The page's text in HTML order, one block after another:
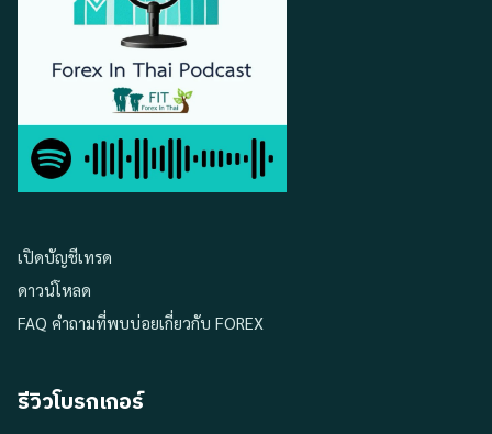
เปิดบัญชีเทรด
ดาวน์โหลด
FAQ คำถามที่พบบ่อยเกี่ยวกับ FOREX
รีวิวโบรกเกอร์